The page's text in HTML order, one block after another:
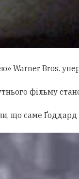
Warner Bros.
фільму
що саме